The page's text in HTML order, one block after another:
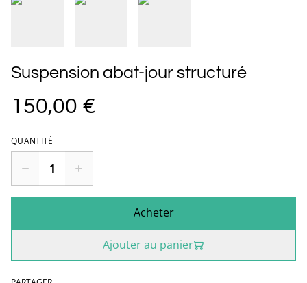
Suspension abat-jour structuré
150,00 €
QUANTITÉ
Acheter
Ajouter au panier